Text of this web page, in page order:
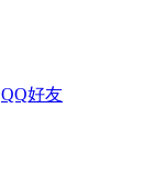
QQ好友